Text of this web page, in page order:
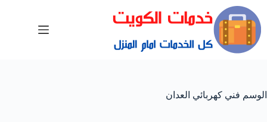
الوسم فني كهربائي العدان